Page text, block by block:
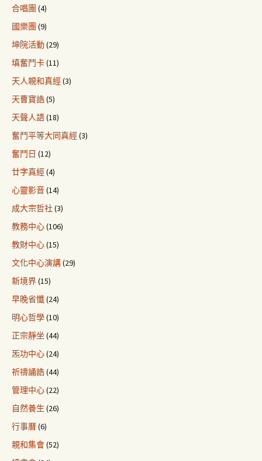
合唱團 (4)
國樂團 (9)
坤院活動(29)
填奮鬥卡(11)
天人親和真經(3)
天曹寶誥(5)
天聲人語(18)
奮鬥平等大同真經(3)
奮鬥日 (12)
廿字真經(4)
心靈影音(14)
成大宗哲社(3)
教務中心(106)
教財中心(15)
文化中心演講(29)
新境界(15)
早晚省懺(24)
明心哲學(10)
正宗靜坐 (44)
炁功中心(24)
祈禱誦誥(44)
管理中心(22)
自然養生 (26)
行事曆(6)
親和集會(52)